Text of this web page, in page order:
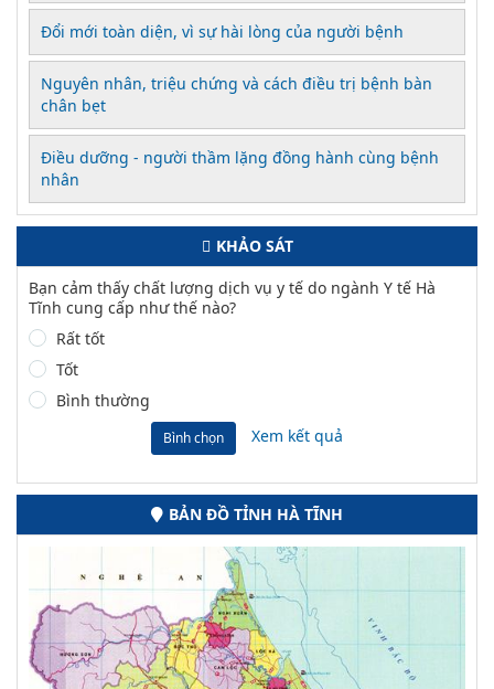
Đổi mới toàn diện, vì sự hài lòng của người bệnh
Nguyên nhân, triệu chứng và cách điều trị bệnh bàn
chân bẹt
Điều dưỡng - người thầm lặng đồng hành cùng bệnh
nhân
KHẢO SÁT
Bạn cảm thấy chất lượng dịch vụ y tế do ngành Y tế Hà
Tĩnh cung cấp như thế nào?
Rất tốt
Tốt
Bình thường
Bình chọn Xem kết quả
BẢN ĐỒ TỈNH HÀ TĨNH